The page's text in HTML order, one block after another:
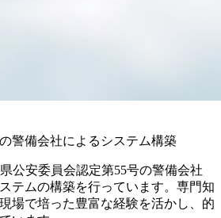
警備会社によるシステム構築
公安委員会認定第55号の警備会社
テムの構築を行っています。専門知
場で培った豊富な経験を活かし、的